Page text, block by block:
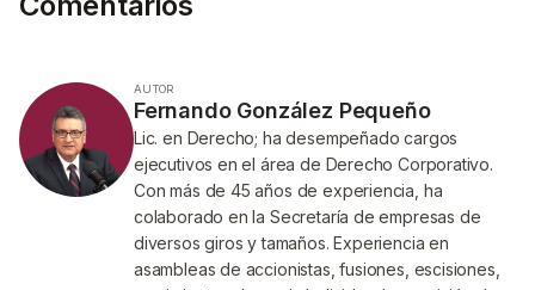
AUTOR
Fernando González Pequeño
Lic. en Derecho; ha desempeñado cargos
ejecutivos en el área de Derecho Corporativo.
Con más de 45 años de experiencia, ha
colaborado en la Secretaría de empresas de
diversos giros y tamaños. Experiencia en
asambleas de accionistas, fusiones, escisiones,